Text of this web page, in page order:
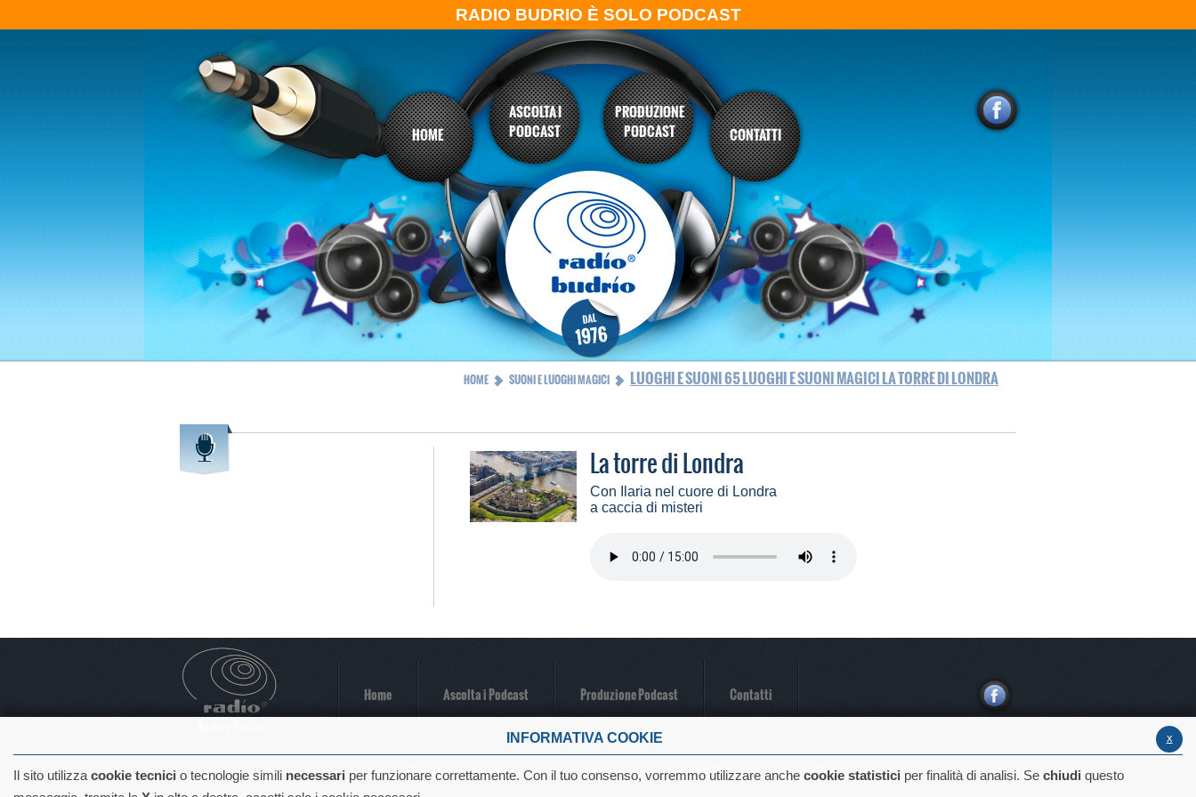
RADIO BUDRIO È SOLO PODCAST
HOME
ASCOLTA I
PODCAST
PRODUZIONE
PODCAST
CONTATTI
HOME SUONI E LUOGHI MAGICI LUOGHI E SUONI 65 LUOGHI E SUONI MAGICI LA TORRE DI LONDRA
La torre di Londra
Con Ilaria nel cuore di Londra
a caccia di misteri
Home Ascolta i Podcast Produzione Podcast Contatti
Soc. Coop a.r.l Radio Budrio - Via Coli, 10 -40054- Budrio (BO) - Redazione e Fax: +39 051 80 31 08 - P.IVA: 00531781201
x
INFORMATIVA COOKIE
Il sito utilizza cookie tecnici o tecnologie simili necessari per funzionare correttamente. Con il tuo consenso, vorremmo utilizzare anche cookie statistici per finalità di analisi. Se chiudi questo